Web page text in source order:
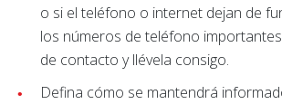
o si el teléfono o internet dejan de
los números de teléfono
de contacto y llévela consigo.
Defina cómo se mantendrá